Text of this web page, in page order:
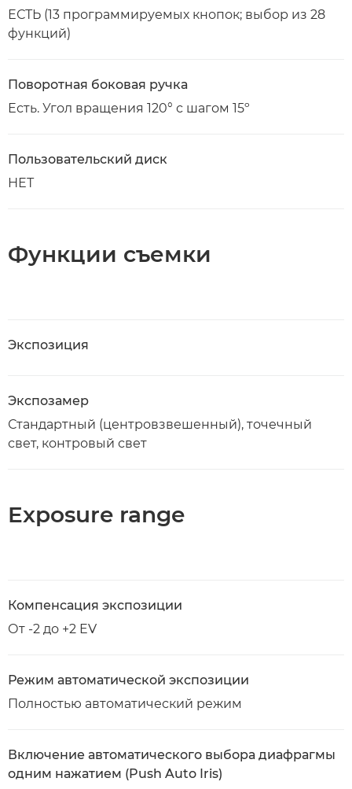
ЕСТЬ (13 программируемых кнопок; выбор из 28
функций)
Поворотная боковая ручка
Есть. Угол вращения 120° с шагом 15º
Пользовательский диск
НЕТ
Функции съемки
Экспозиция
Экспозамер
Стандартный (центровзвешенный), точечный
свет, контровый свет
Exposure range
Компенсация экспозиции
От -2 до +2 EV
Режим автоматической экспозиции
Полностью автоматический режим
Включение автоматического выбора диафрагмы
одним нажатием (Push Auto Iris)